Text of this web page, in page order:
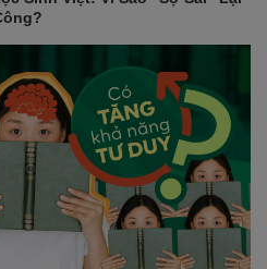
phần CCGroup toàn cầu
gia Hà Nội
Thị Kim Ngân, Nguyễn Thị
thường